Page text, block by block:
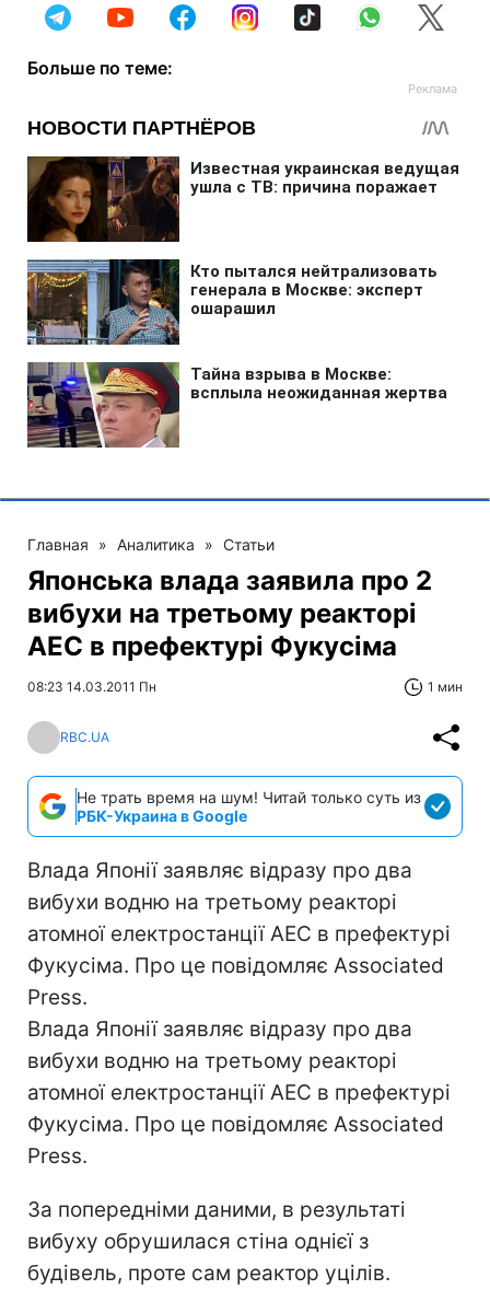
Больше по теме:
Главная » Аналитика » Статьи
Японська влада заявила про 2
вибухи на третьому реакторі
АЕС в префектурі Фукусіма
08:23 14.03.2011 Пн 1 мин
RBC.UA
Не трать время на шум! Читай только суть из
РБК-Украина в Google
Влада Японії заявляє відразу про два
вибухи водню на третьому реакторі
атомної електростанції АЕС в префектурі
Фукусіма. Про це повідомляє Associated
Press.
Влада Японії заявляє відразу про два
вибухи водню на третьому реакторі
атомної електростанції АЕС в префектурі
Фукусіма. Про це повідомляє Associated
Press.
За попередніми даними, в результаті
вибуху обрушилася стіна однієї з
будівель, проте сам реактор уцілів.